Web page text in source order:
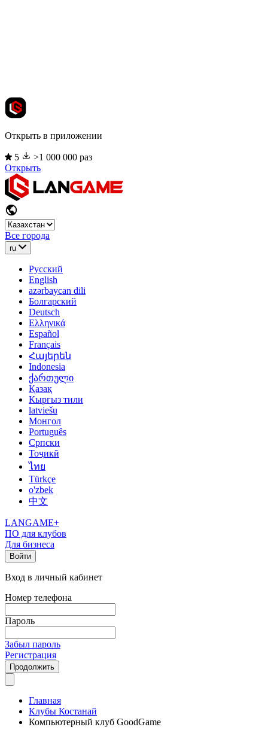
Открыть в приложении
5
>1 000 000 раз
Открыть
Все города
ru
Русский
English
azərbaycan dili
Болгарский
Deutsch
Ελληνικά
Español
Français
Հայերեն
Indonesia
ქართული
Қазақ
Кыргыз тили
latviešu
Монгол
Português
Српски
Тоҷикӣ
ไทย
Türkçe
o'zbek
中文
LANGAME+
ПО для клубов
Для бизнеса
Войти
Вход в личный кабинет
Номер телефона
Пароль
Забыл пароль
Регистрация
Продолжить
Главная
Клубы Костанай
Компьютерный клуб GoodGame